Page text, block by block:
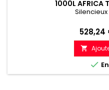
1000L AFRICA
Prix
528,24

